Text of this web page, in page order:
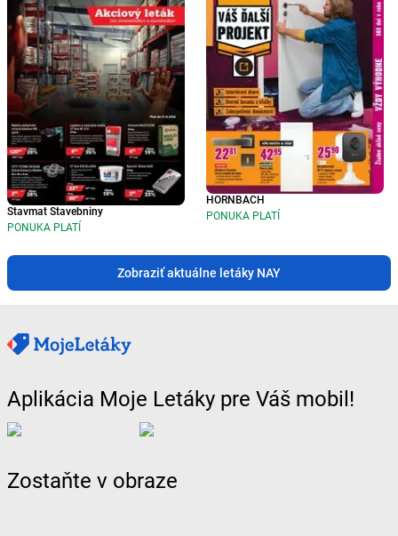
Stavmat Stavebniny
PONUKA PLATÍ
HORNBACH
PONUKA PLATÍ
Zobraziť aktuálne letáky NAY
Aplikácia Moje Letáky pre Váš mobil!
Zostaňte v obraze